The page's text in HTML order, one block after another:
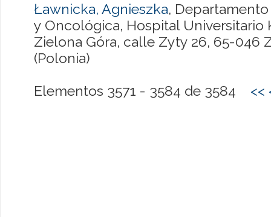
Ławnicka, Agnieszka,
y Oncológica, Hospital Universitario
Zielona Góra, calle Zyty 26, 65-046
(Polonia)
Elementos 3571 - 3584 de 3584 <<